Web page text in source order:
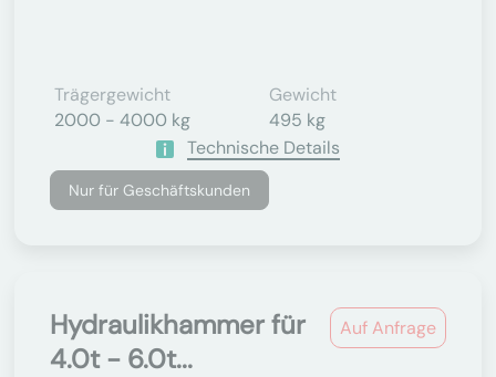
Trägergewicht
2000 - 4000 kg
Gewicht
495 kg
Technische Details
Nur für Geschäftskunden
Auf Anfrage
Hydraulikhammer für
4.0t - 6.0t...